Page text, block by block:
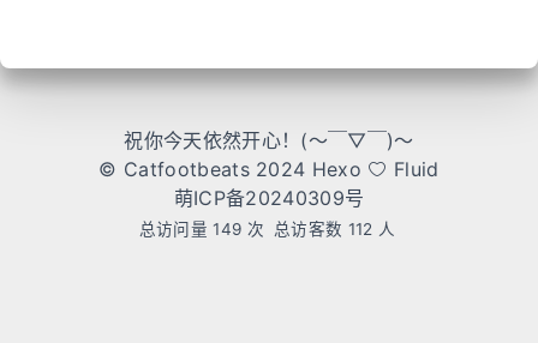
祝你今天依然开心！(～￣▽￣)～
© Catfootbeats 2024 Hexo
Fluid
萌ICP备20240309号
总访问量149 次 总访客数 112 人